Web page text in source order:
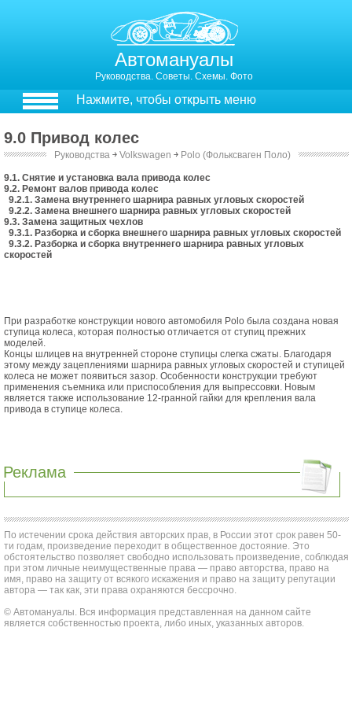
Автомануалы
Руководства. Советы. Схемы. Фото
Нажмите, чтобы открыть меню
9.0 Привод колес
Руководства ￫ Volkswagen ￫ Polo (Фольксваген Поло)
9.1. Снятие и установка вала привода колес
9.2. Ремонт валов привода колес
9.2.1. Замена внутреннего шарнира равных угловых скоростей
9.2.2. Замена внешнего шарнира равных угловых скоростей
9.3. Замена защитных чехлов
9.3.1. Разборка и сборка внешнего шарнира равных угловых скоростей
9.3.2. Разборка и сборка внутреннего шарнира равных угловых
скоростей
При разработке конструкции нового автомобиля Polo была создана новая
ступица колеса, которая полностью отличается от ступиц прежних
моделей.
Концы шлицев на внутренней стороне ступицы слегка сжаты. Благодаря
этому между зацеплениями шарнира равных угловых скоростей и ступицей
колеса не может появиться зазор. Особенности конструкции требуют
применения съемника или приспособления для выпрессовки. Новым
является также использование 12-гранной гайки для крепления вала
привода в ступице колеса.
Реклама
По истечении срока действия авторских прав, в России этот срок равен 50-
ти годам, произведение переходит в общественное достояние. Это
обстоятельство позволяет свободно использовать произведение, соблюдая
при этом личные неимущественные права — право авторства, право на
имя, право на защиту от всякого искажения и право на защиту репутации
автора — так как, эти права охраняются бессрочно.
© Автомануалы. Вся информация представленная на данном сайте
является собственностью проекта, либо иных, указанных авторов.